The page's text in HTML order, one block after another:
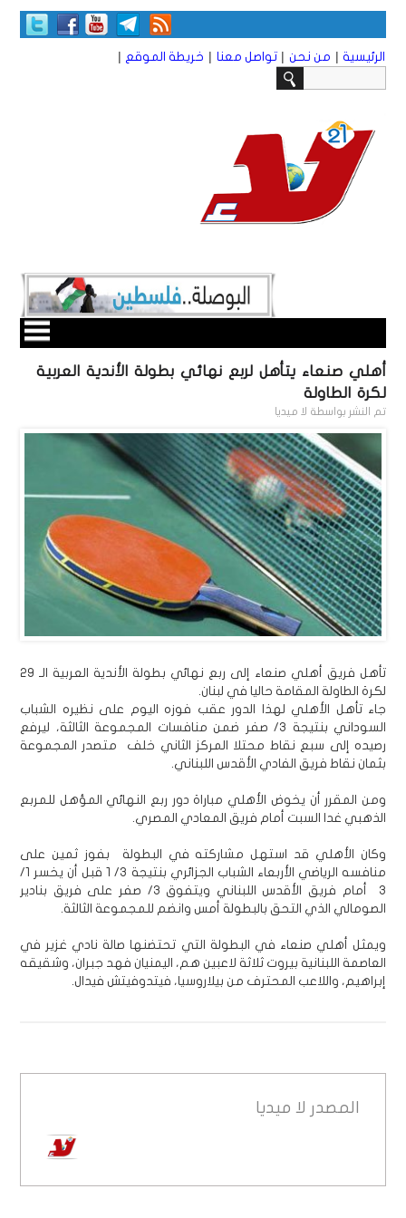
الرئيسية | من نحن | تواصل معنا | خريطة الموقع |
أهلي صنعاء يتأهل لربع نهائي بطولة الأندية العربية
لكرة الطاولة
تم النشر بواسطة لا ميديا
تأهل فريق أهلي صنعاء إلى ربع نهائي بطولة الأندية العربية الـ 29
لكرة الطاولة المقامة حاليا في لبنان.
جاء تأهل الأهلي لهذا الدور عقب فوزه اليوم على نظيره الشباب
السوداني بنتيجة 3/ صفر ضمن منافسات المجموعة الثالثة، ليرفع
رصيده إلى سبع نقاط محتلا المركز الثاني خلف متصدر المجموعة
بثمان نقاط فريق الفادي الأقدس اللبناني.
ومن المقرر أن يخوض الأهلي مباراة دور ربع النهائي المؤهل للمربع
الذهبي غدا السبت أمام فريق المعادي المصري.
وكان الأهلي قد استهل مشاركته في البطولة بفوز ثمين على
منافسه الرياضي الأربعاء الشباب الجزائري بنتيجة 3/ 1 قبل أن يخسر 1/
3 أمام فريق الأقدس اللبناني ويتفوق 3/ صفر على فريق بنادير
الصومالي الذي التحق بالبطولة أمس وانضم للمجموعة الثالثة.
ويمثل أهلي صنعاء في البطولة التي تحتضنها صالة نادي غزير في
العاصمة اللبنانية بيروت ثلاثة لاعبين هم، اليمنيان فهد جبران، وشقيقه
إبراهيم، واللاعب المحترف من بيلاروسيا، فيتدوفيتش فيدال.
المصدر لا ميديا